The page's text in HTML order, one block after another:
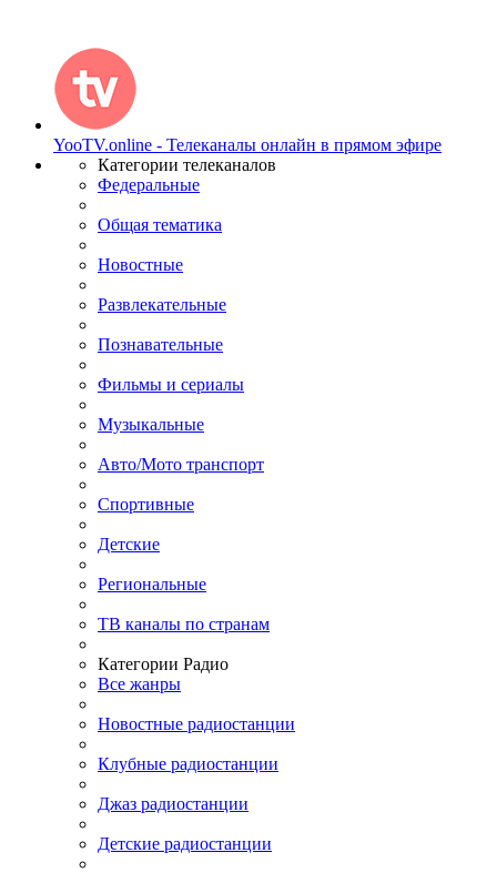
YooTV.online - Телеканалы онлайн в прямом эфире
Категории телеканалов
Федеральные
Общая тематика
Новостные
Развлекательные
Познавательные
Фильмы и сериалы
Музыкальные
Авто/Мото транспорт
Спортивные
Детские
Региональные
ТВ каналы по странам
Категории Радио
Все жанры
Новостные радиостанции
Клубные радиостанции
Джаз радиостанции
Детские радиостанции